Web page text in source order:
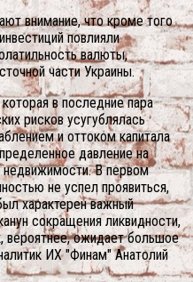
внимание, что кроме того
повлияли
валюты,
части Украины.
в последние пара
рисков усугублялась
и оттоком капитала
давление на
В первом
не успел проявиться,
характерен важный
сокращения ликвидности,
вероятнее, ожидает большое
ИХ "Финам" Анатолий